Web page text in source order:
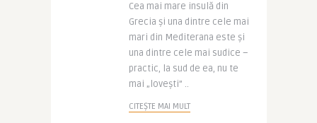
Cea mai mare insulă din
Grecia și una dintre cele mai
mari din Mediterana este și
una dintre cele mai sudice –
practic, la sud de ea, nu te
mai „lovești” ..
CITEȘTE MAI MULT